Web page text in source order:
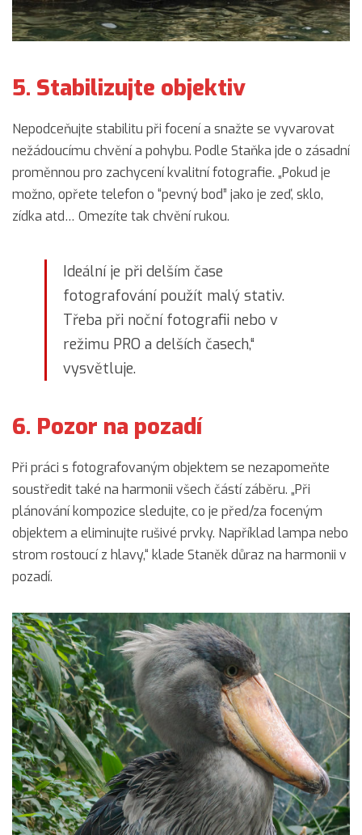
5. Stabilizujte objektiv
Nepodceňujte stabilitu při focení a snažte se vyvarovat
nežádoucímu chvění a pohybu. Podle Staňka jde o zásadní
proměnnou pro zachycení kvalitní fotografie. „Pokud je
možno, opřete telefon o “pevný bod” jako je zeď, sklo,
zídka atd… Omezíte tak chvění rukou.
Ideální je při delším čase
fotografování použít malý stativ.
Třeba při noční fotografii nebo v
režimu PRO a delších časech,“
vysvětluje.
6. Pozor na pozadí
Při práci s fotografovaným objektem se nezapomeňte
soustředit také na harmonii všech částí záběru. „Při
plánování kompozice sledujte, co je před/za foceným
objektem a eliminujte rušivé prvky. Například lampa nebo
strom rostoucí z hlavy,“ klade Staněk důraz na harmonii v
pozadí.